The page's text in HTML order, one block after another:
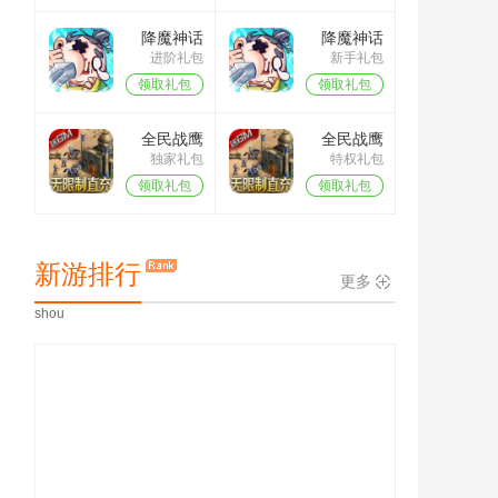
降魔神话
（满V元宝天
天送）
进阶礼包
领取礼包
降魔神话
（满V元宝天
天送）
新手礼包
领取礼包
全民战鹰
（GM充值全
免）
独家礼包
领取礼包
全民战鹰
（GM充值全
免）
特权礼包
领取礼包
新游排行 更多
shou